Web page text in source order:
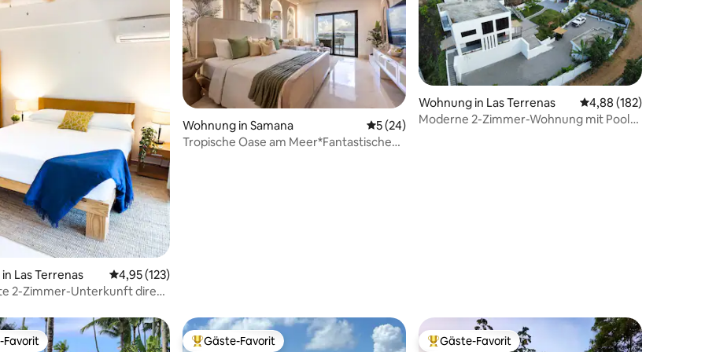
5 von 5, 9 Bewertungen
Las Terrenas Durchschnittliche Bewertung: 4,95 von 5, 123 Bewertungen
4,95 (123)
2-Zimmer-Unterkunft direkt
Wohnung in Samana Durchschnittliche Bewertung: 5 von 5, 24 Bewertungen
5 (24)
Tropische Oase am Meer*Fantastische
Wohnung in Las Terrenas Durchschnittliche
4,88 (182)
Moderne 2-Zimmer-Wohnung mit Pool
Favorit.
Favorit Beliebter Gäste-Favorit.
Gäste-Favorit Beliebter Gäste-Favorit.
Gäste-Favorit